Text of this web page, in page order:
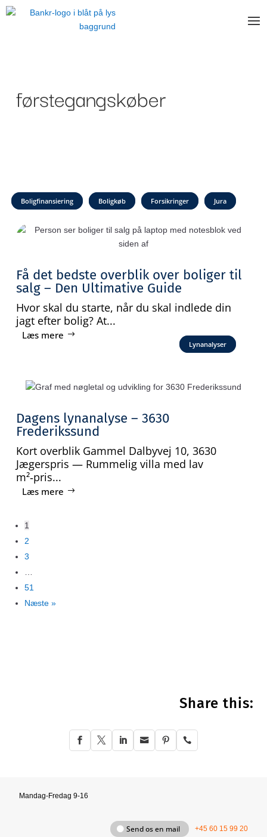
førstegangskøber
Boligfinansiering Boligkøb Forsikringer Jura
Få det bedste overblik over boliger til
salg – Den Ultimative Guide
Hvor skal du starte, når du skal indlede din
jagt efter bolig? At...
Læs mere
Lynanalyser
Dagens lynanalyse – 3630
Frederikssund
Kort overblik Gammel Dalbyvej 10, 3630
Jægerspris — Rummelig villa med lav
m²‑pris...
Læs mere
1
2
3
51
Næste »
Share this:
     
Mandag-Fredag 9-16
Send os en mail +45 60 15 99 20